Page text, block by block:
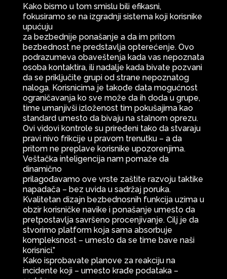
Kako bismo u tom smislu bili efikasni,
fokusiramo se na izgradnji sistema koji korisnike
upućuju
za bezbednije ponašanje a da im pritom
bezbednost ne predstavlja opterećenje. Ovo
podrazumeva obaveštenja kada vas nepoznata
osoba kontaktira, ili nadalje kada bivate pozvani
da se priključite grupi od strane nepoznatog
naloga. Korisnicima je takođe data mogućnost
ograničavanja ko sve može da ih doda u grupe,
time umanjivši izloženost tim pokušajima kao
standard umesto da bivaju na stalnom oprezu.
Ovi vidovi kontrole su priređeni tako da stvaraju
pravi nivo frikcije u pravom trenutku – a da
pritom ne preplave korisnike upozorenjima.
Veštačka inteligencija nam pomaže da
dinamično
prilagođavamo ove vrste zaštite razvoju taktike
napadača – bez uvida u sadržaj poruka.
Kvalitetan dizajn bezbednosnih funkcija uzima u
obzir korisničke navike i ponašanje umesto da
pretpostavlja savršeno procenjivanje. Cilj je da
stvorimo platform koja sama absorbuje
kompleksnost – umesto da se time bave naši
korisnici.”
Kako isprobavate planove za reakciju na
incidente koji – umesto krađe podataka –